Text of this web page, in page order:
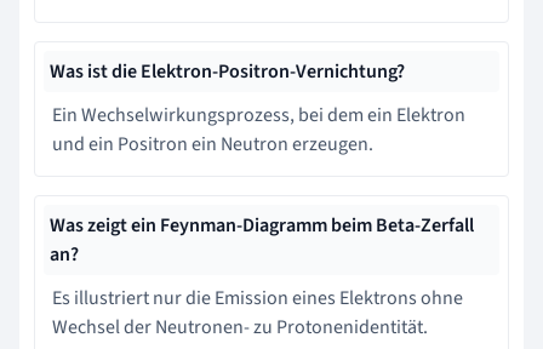
Was ist die Elektron-Positron-Vernichtung?
Ein Wechselwirkungsprozess, bei dem ein Elektron
und ein Positron ein Neutron erzeugen.
Was zeigt ein Feynman-Diagramm beim Beta-Zerfall
an?
Es illustriert nur die Emission eines Elektrons ohne
Wechsel der Neutronen- zu Protonenidentität.